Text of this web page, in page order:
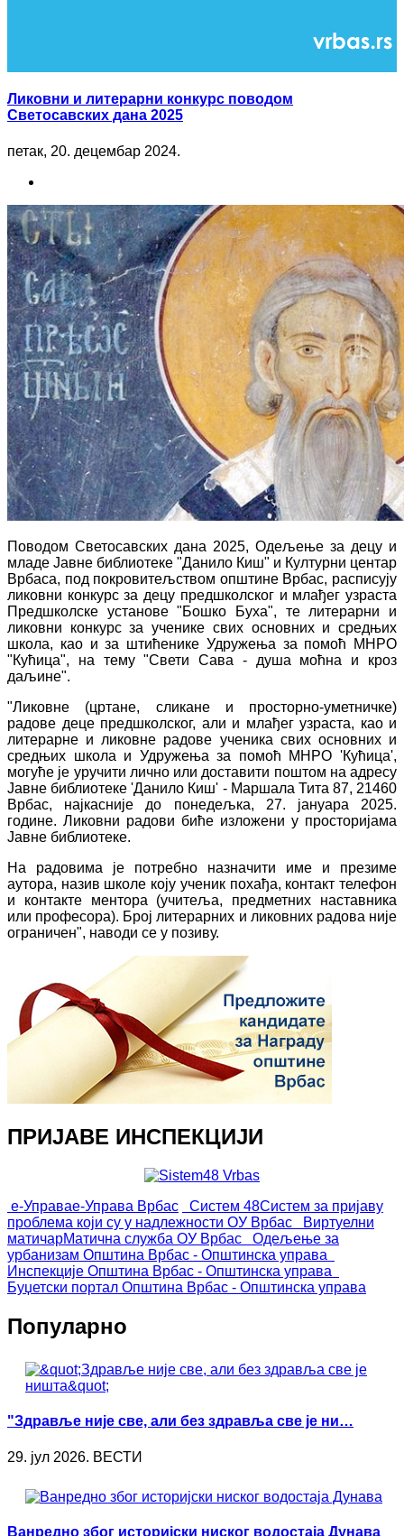
Ликовни и литерарни конкурс поводом
Светосавских дана 2025
петак, 20. децембар 2024.
Поводом Светосавских дана 2025, Одељење за децу и
младе Јавне библиотеке "Данило Киш" и Културни центар
Врбаса, под покровитељством општине Врбас, расписују
ликовни конкурс за децу предшколског и млађег узраста
Предшколске установе "Бошко Буха", те литерарни и
ликовни конкурс за ученике свих основних и средњих
школа, као и за штићенике Удружења за помоћ МНРО
"Кућица", на тему "Свети Сава - душа моћна и кроз
даљине".
"Ликовне (цртане, сликане и просторно-уметничке)
радове деце предшколског, али и млађег узраста, као и
литерарне и ликовне радове ученика свих основних и
средњих школа и Удружења за помоћ МНРО 'Кућица',
могуће је уручити лично или доставити поштом на адресу
Јавне библиотеке 'Данило Киш' - Маршала Тита 87, 21460
Врбас, најкасније до понедељка, 27. јануара 2025.
године. Ликовни радови биће изложени у просторијама
Јавне библиотеке.
На радовима је потребно назначити име и презиме
аутора, назив школе коју ученик похађа, контакт телефон
и контакте ментора (учитеља, предметних наставника
или професора). Број литерарних и ликовних радова није
ограничен", наводи се у позиву.
ПРИЈАВЕ ИНСПЕКЦИЈИ
е-Управае-Управа Врбас Систем 48Систем за пријаву
проблема који су у надлежности ОУ Врбас
Виртуелни
матичарМатична служба ОУ Врбас
Одељење за
урбанизам Општина Врбас - Општинска управа
Инспекције Општина Врбас - Општинска управа
Буџетски портал Општина Врбас - Општинска управа
Популарно
"Здравље није све, али без здравља све је ни…
29. јул 2026. ВЕСТИ
Ванредно због историјски ниског водостаја Дунава